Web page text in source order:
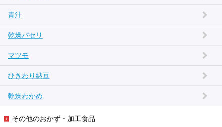
青汁
乾燥パセリ
マツモ
ひきわり納豆
乾燥わかめ
その他のおかず・加工食品